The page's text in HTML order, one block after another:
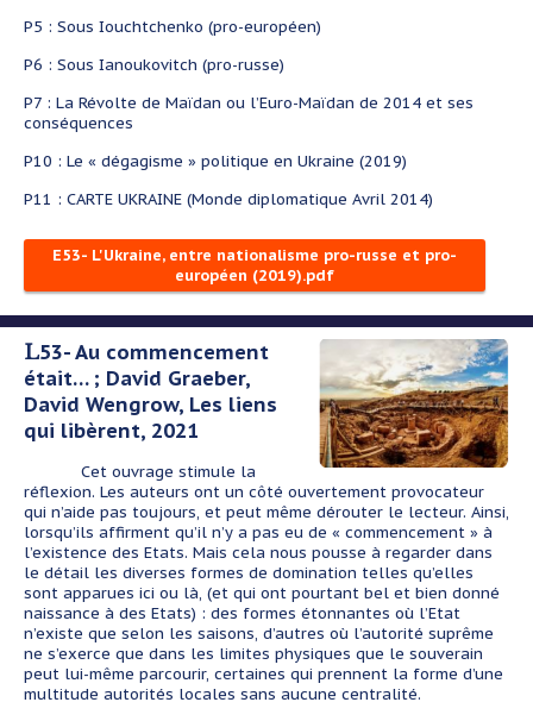
P5 : Sous Iouchtchenko (pro-européen)
P6 : Sous Ianoukovitch (pro-russe)
P7 : La Révolte de Maïdan ou l’Euro-Maïdan de 2014 et ses
conséquences
P10 : Le « dégagisme » politique en Ukraine (2019)
P11 : CARTE UKRAINE (Monde diplomatique Avril 2014)
E53- L'Ukraine, entre nationalisme pro-russe et pro-
européen (2019).pdf
L53- Au commencement
était… ; David Graeber,
David Wengrow, Les liens
qui libèrent, 2021
Cet ouvrage stimule la
réflexion. Les auteurs ont un côté ouvertement provocateur
qui n’aide pas toujours, et peut même dérouter le lecteur. Ainsi,
lorsqu’ils affirment qu’il n’y a pas eu de « commencement » à
l’existence des Etats. Mais cela nous pousse à regarder dans
le détail les diverses formes de domination telles qu’elles
sont apparues ici ou là, (et qui ont pourtant bel et bien donné
naissance à des Etats) : des formes étonnantes où l’Etat
n’existe que selon les saisons, d’autres où l’autorité suprême
ne s’exerce que dans les limites physiques que le souverain
peut lui-même parcourir, certaines qui prennent la forme d’une
multitude autorités locales sans aucune centralité.